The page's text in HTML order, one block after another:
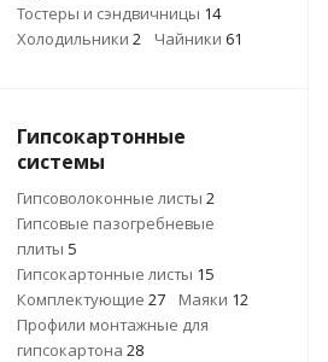
Тостеры и сэндвичницы 14
Холодильники 2 Чайники 61
Гипсокартонные
системы
Гипсоволоконные листы 2
Гипсовые пазогребневые
плиты 5
Гипсокартонные листы 15
Комплектующие 27 Маяки 12
Профили монтажные для
гипсокартона 28